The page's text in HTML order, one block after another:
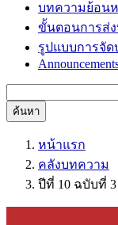
บทความย้อน
ขั้นตอนการส่
รูปแบบการจั
ค้นหา
หน้าแรก
คลังบทความ
ปีที่ 10 ฉบับที่ 3